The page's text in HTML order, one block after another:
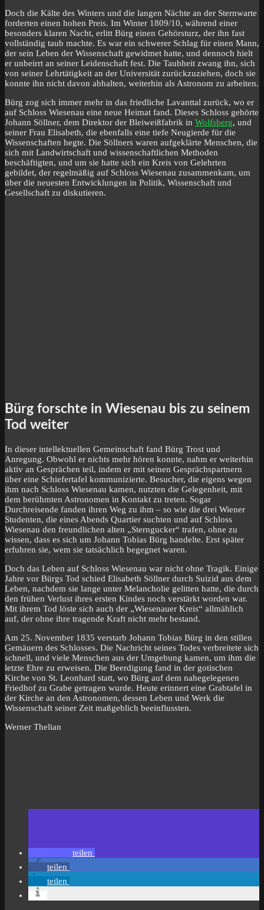
Doch die Kälte des Winters und die langen Nächte an der Sternwarte
forderten einen hohen Preis. Im Winter 1809/10, während einer
besonders klaren Nacht, erlitt Bürg einen Gehörsturz, der ihn fast
vollständig taub machte. Es war ein schwerer Schlag für einen Mann,
der sein Leben der Wissenschaft gewidmet hatte, und dennoch hielt
er unbeirrt an seiner Leidenschaft fest. Die Taubheit zwang ihn, sich
von seiner Lehrtätigkeit an der Universität zurückzuziehen, doch sie
konnte ihn nicht davon abhalten, weiterhin als Astronom zu arbeiten.
Bürg zog sich immer mehr in das friedliche Lavanttal zurück, wo er
auf Schloss Wiesenau eine neue Heimat fand. Dieses Schloss gehörte
Johann Söllner, dem Direktor der Bleiweißfabrik in Wolfsberg, und
seiner Frau Elisabeth, die ebenfalls eine tiefe Neugierde für die
Wissenschaften hegte. Die Söllners waren aufgeklärte Menschen, die
sich mit Landwirtschaft und wissenschaftlichen Methoden
beschäftigten, und um sie hatte sich ein Kreis von Gelehrten
gebildet, der regelmäßig auf Schloss Wiesenau zusammenkam, um
über die neuesten Entwicklungen in Politik, Wissenschaft und
Gesellschaft zu diskutieren.
Bürg forschte in Wiesenau bis zu seinem
Tod weiter
In dieser intellektuellen Gemeinschaft fand Bürg Trost und
Anregung. Obwohl er nichts mehr hören konnte, nahm er weiterhin
aktiv an Gesprächen teil, indem er mit seinen Gesprächspartnern
über eine Schiefertafel kommunizierte. Besucher, die eigens wegen
ihm nach Schloss Wiesenau kamen, nutzten die Gelegenheit, mit
dem berühmten Astronomen in Kontakt zu treten. Sogar
Durchreisende fanden ihren Weg zu ihm – so wie die drei Wiener
Studenten, die eines Abends Quartier suchten und auf Schloss
Wiesenau den freundlichen alten „Sterngucker“ trafen, ohne zu
wissen, dass es sich um Johann Tobias Bürg handelte. Erst später
erfuhren sie, wem sie tatsächlich begegnet waren.
Doch das Leben auf Schloss Wiesenau war nicht ohne Tragik. Einige
Jahre vor Bürgs Tod schied Elisabeth Söllner durch Suizid aus dem
Leben, nachdem sie lange unter Melancholie gelitten hatte, die durch
den frühen Verlust ihres ersten Kindes noch verstärkt worden war.
Mit ihrem Tod löste sich auch der „Wiesenauer Kreis“ allmählich
auf, der ohne ihre tragende Kraft nicht mehr bestand.
Am 25. November 1835 verstarb Johann Tobias Bürg in den stillen
Gemäuern des Schlosses. Die Nachricht seines Todes verbreitete sich
schnell, und viele Menschen aus der Umgebung kamen, um ihm die
letzte Ehre zu erweisen. Die Beerdigung fand in der gotischen
Kirche von St. Leonhard statt, wo Bürg auf dem nahegelegenen
Friedhof zu Grabe getragen wurde. Heute erinnert eine Grabtafel in
der Kirche an den Astronomen, dessen Leben und Werk die
Wissenschaft seiner Zeit maßgeblich beeinflussten.
Werner Thelian
teilen
teilen
teilen